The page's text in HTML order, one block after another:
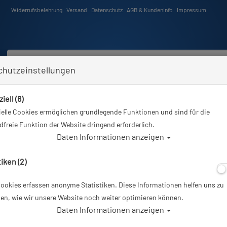
Widerrufsbelehrung Versand Datenschutz AGB & Kundeninfo Impressum
Sie sind hier Tauchausrüstung Atemregler - nur 2. Stufe oder Octopus
- nur 2. Stufe oder
(6)
Cookies ermöglichen grundlegende Funktionen und sind für die
Funktion der Website dringend erforderlich.
Daten Informationen anzeigen
(2)
erfassen anonyme Statistiken. Diese Informationen helfen uns zu
wie wir unsere Website noch weiter optimieren können.
Daten Informationen anzeigen